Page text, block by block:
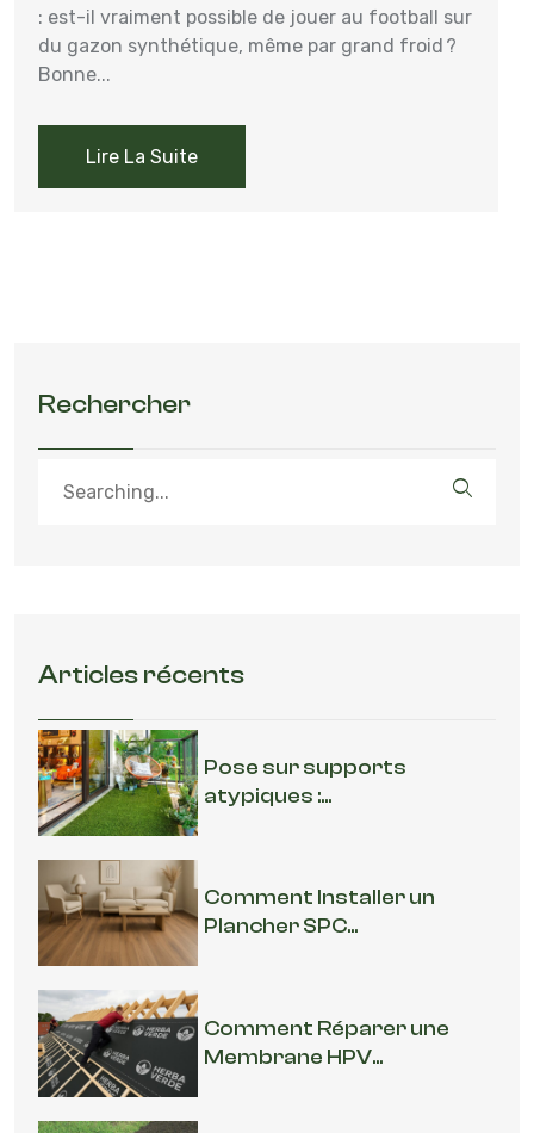
: est-il vraiment possible de jouer au football sur
du gazon synthétique, même par grand froid ?
Bonne...
Lire La Suite
Rechercher
Articles récents
Pose sur supports
atypiques :...
Comment Installer un
Plancher SPC...
Comment Réparer une
Membrane HPV...